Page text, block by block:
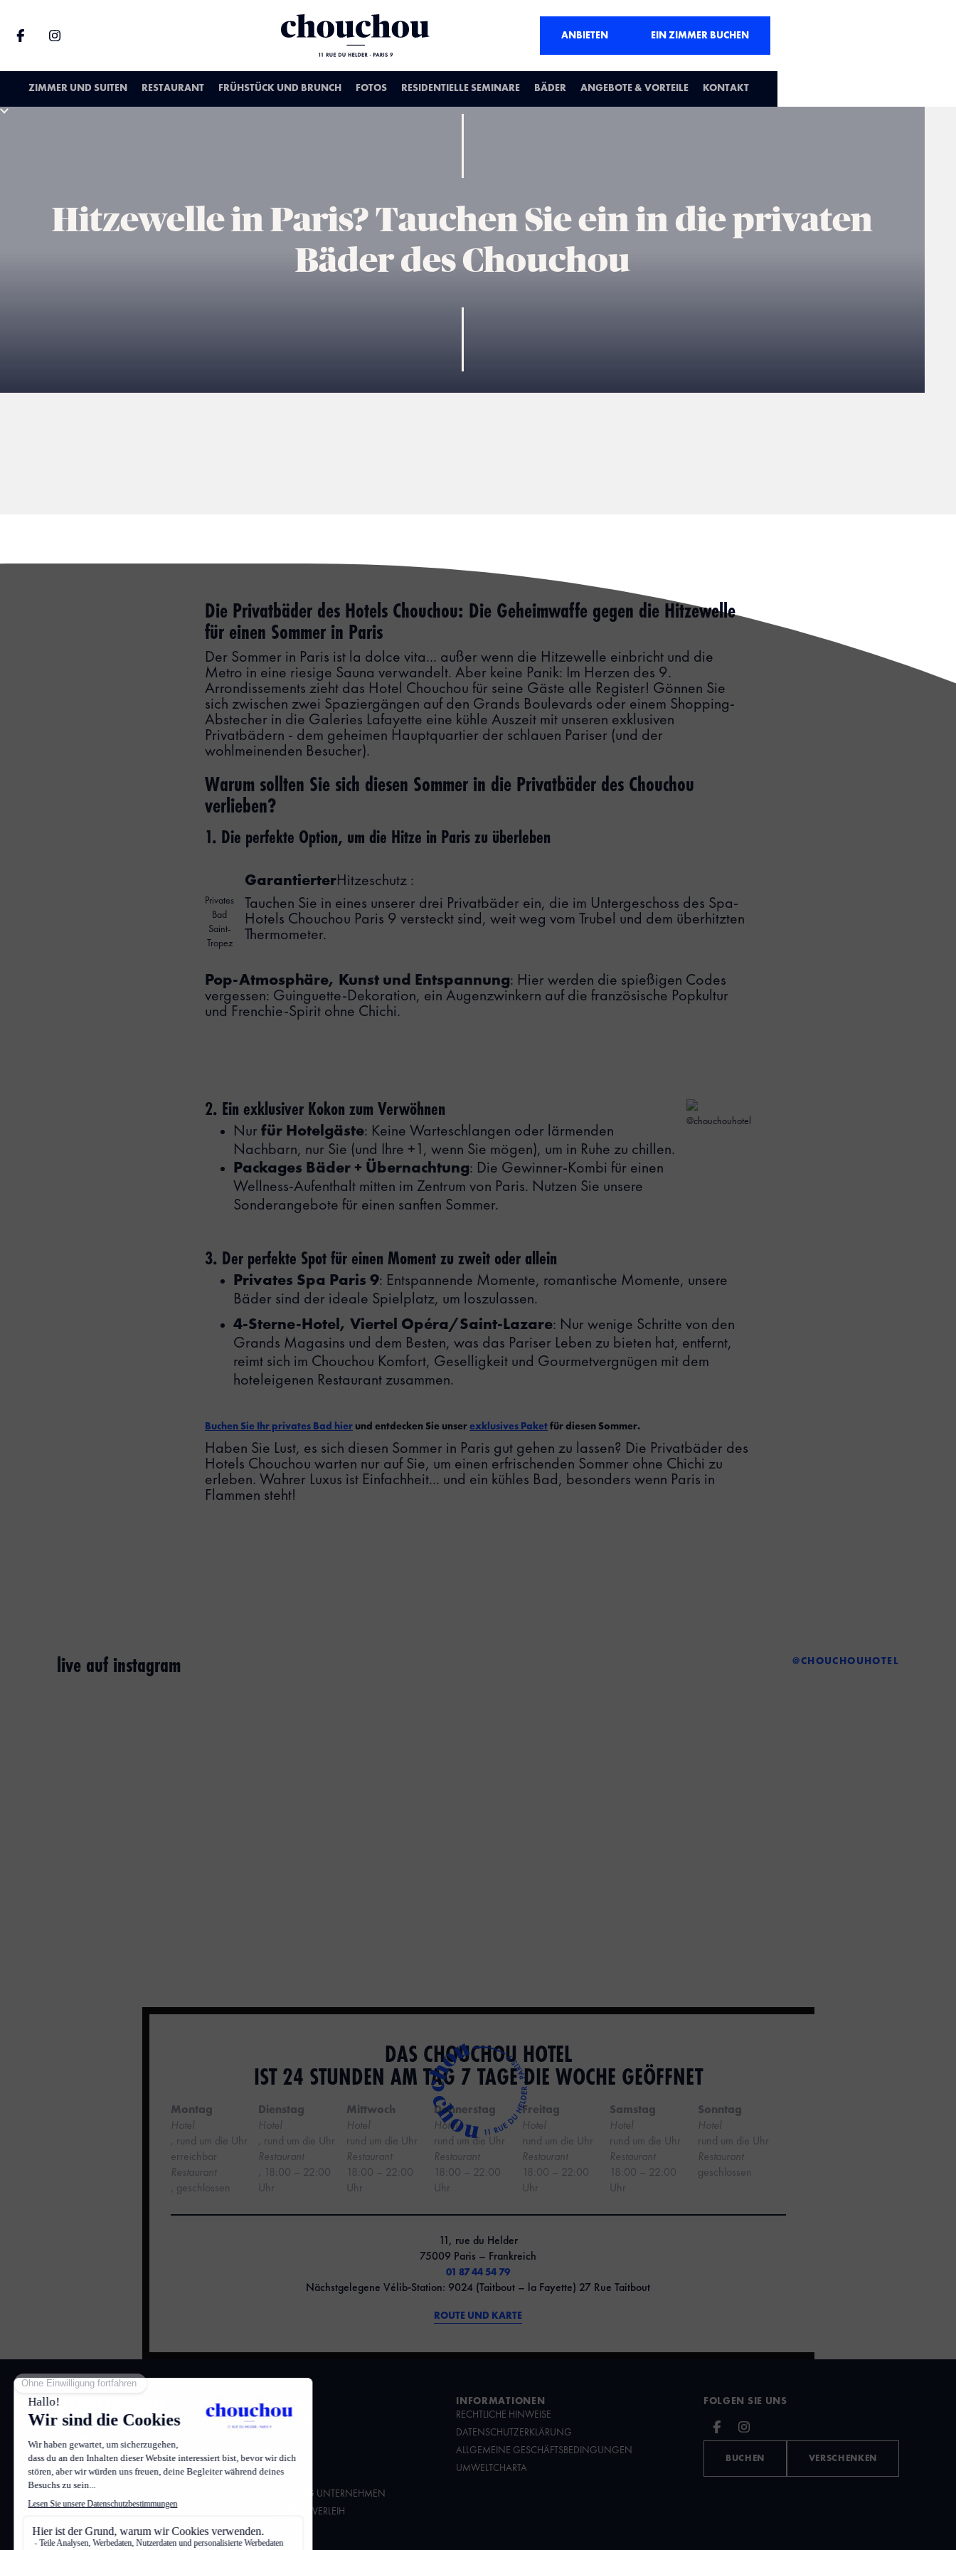
ANBIETEN EIN ZIMMER BUCHEN
ZIMMER UND SUITEN RESTAURANT FRÜHSTÜCK UND BRUNCH FOTOS RESIDENTIELLE SEMINARE BÄDER ANGEBOTE & VORTEILE KONTAKT
Hitzewelle in Paris? Tauchen Sie ein in die privaten
Bäder des Chouchou
Die Privatbäder des Hotels Chouchou: Die Geheimwaffe gegen die Hitzewelle
für einen Sommer in Paris
Der Sommer in Paris ist la dolce vita... außer wenn die Hitzewelle einbricht und die
Metro in eine riesige Sauna verwandelt. Aber keine Panik: Im Herzen des 9.
Arrondissements zieht das Hotel Chouchou für seine Gäste alle Register! Gönnen Sie
sich zwischen zwei Spaziergängen auf den Grands Boulevards oder einem Shopping-
Abstecher in die Galeries Lafayette eine kühle Auszeit mit unseren exklusiven
Privatbädern - dem geheimen Hauptquartier der schlauen Pariser (und der
wohlmeinenden Besucher).
Warum sollten Sie sich diesen Sommer in die Privatbäder des Chouchou
verlieben?
1. Die perfekte Option, um die Hitze in Paris zu überleben
Privates
Bad
Saint-
Tropez
‍GarantierterHitzeschutz :
Tauchen Sie in eines unserer drei Privatbäder ein, die im Untergeschoss des Spa-
Hotels Chouchou Paris 9 versteckt sind, weit weg vom Trubel und dem überhitzten
Thermometer.
Pop-Atmosphäre, Kunst und Entspannung: Hier werden die spießigen Codes
vergessen: Guinguette-Dekoration, ein Augenzwinkern auf die französische Popkultur
und Frenchie-Spirit ohne Chichi.
@chouchouhotel
2. Ein exklusiver Kokon zum Verwöhnen
Nur für Hotelgäste: Keine Warteschlangen oder lärmenden
Nachbarn, nur Sie (und Ihre +1, wenn Sie mögen), um in Ruhe zu chillen.
Packages Bäder + Übernachtung: Die Gewinner-Kombi für einen
Wellness-Aufenthalt mitten im Zentrum von Paris. Nutzen Sie unsere
Sonderangebote für einen sanften Sommer.
3. Der perfekte Spot für einen Moment zu zweit oder allein
Privates Spa Paris 9: Entspannende Momente, romantische Momente, unsere
Bäder sind der ideale Spielplatz, um loszulassen.
4-Sterne-Hotel, Viertel Opéra/Saint-Lazare: Nur wenige Schritte von den
Grands Magasins und dem Besten, was das Pariser Leben zu bieten hat, entfernt,
reimt sich im Chouchou Komfort, Geselligkeit und Gourmetvergnügen mit dem
hoteleigenen Restaurant zusammen.
Buchen Sie Ihr privates Bad hier und entdecken Sie unser exklusives Paket für diesen Sommer.
Haben Sie Lust, es sich diesen Sommer in Paris gut gehen zu lassen? Die Privatbäder des
Hotels Chouchou warten nur auf Sie, um einen erfrischenden Sommer ohne Chichi zu
erleben. Wahrer Luxus ist Einfachheit... und ein kühles Bad, besonders wenn Paris in
Flammen steht!
live auf instagram @CHOUCHOUHOTEL
DAS CHOUCHOU HOTEL
IST 24 STUNDEN AM TAG 7 TAGE DIE WOCHE GEÖFFNET
Montag
Hotel
, rund um die Uhr
erreichbar
‍Restaurant
, geschlossen
Dienstag
Hotel
, rund um die Uhr
Restaurant
,
18:00 – 22:00
Uhr
Mittwoch
Hotel
rund um die Uhr
Restaurant
18:00 – 22:00
Uhr
Donnerstag
Hotel
rund um die Uhr
Restaurant
18:00 – 22:00
Uhr
Freitag
Hotel
rund um die Uhr
Restaurant
18:00 – 22:00
Uhr
Samstag
‍Hotel
rund um die Uhr
Restaurant
18:00 – 22:00
Uhr
Sonntag
Hotel
rund um die Uhr
Restaurant
geschlossen
11, rue du Helder
75009 Paris – Frankreich
01 87 44 54 79
Nächstgelegene Vélib-Station: 9024 (Taitbout – la Fayette) 27 Rue Taitbout
ROUTE UND KARTE
FRENCH
GALERIE
FAQ
BLOG
ZUGANG UNTERNEHMEN
FAHRRADVERLEIH
INFORMATIONEN
RECHTLICHE HINWEISE
DATENSCHUTZERKLÄRUNG
ALLGEMEINE GESCHÄFTSBEDINGUNGEN
UMWELTCHARTA
FOLGEN SIE UNS
BUCHEN VERSCHENKEN